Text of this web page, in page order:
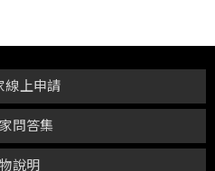
說明
問答集
線上申請